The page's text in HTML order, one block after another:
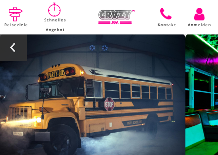
Reiseziele
Schnelles
Angebot
Kontakt Anmelden